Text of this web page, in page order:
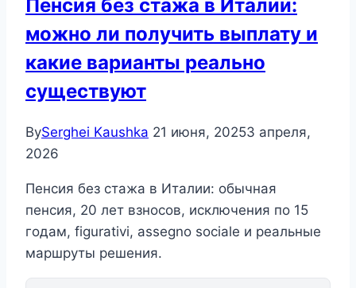
Пенсия без стажа в Италии:
можно ли получить выплату и
какие варианты реально
существуют
BySerghei Kaushka 21 июня, 20253 апреля,
2026
Пенсия без стажа в Италии: обычная
пенсия, 20 лет взносов, исключения по 15
годам, figurativi, assegno sociale и реальные
маршруты решения.